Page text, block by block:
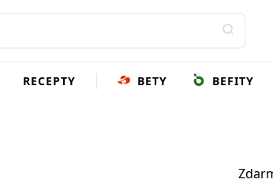
RECEPTY BETY BEFITY